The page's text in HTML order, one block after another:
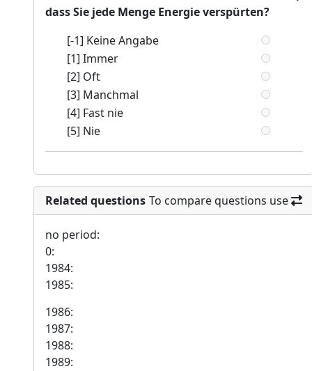
dass Sie jede Menge Energie verspürten?
[-1] Keine Angabe
[1] Immer
[2] Oft
[3] Manchmal
[4] Fast nie
[5] Nie
Related questions To compare questions use
no period:
0:
1984:
1985:
1986:
1987:
1988:
1989: